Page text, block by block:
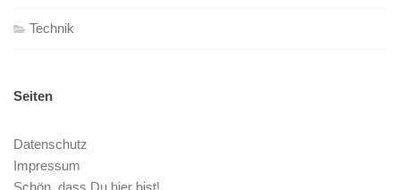
Technik
Seiten
Datenschutz
Impressum